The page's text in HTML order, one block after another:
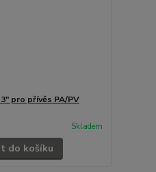
pro přívěs PA/PV
Skladem
do košíku